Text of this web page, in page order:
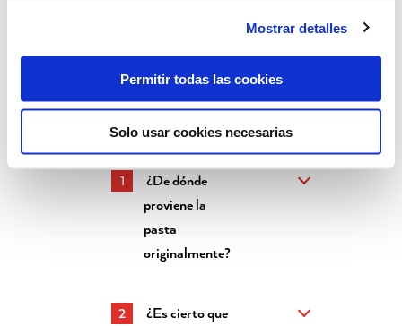
Mostrar detalles
Permitir todas las cookies
Solo usar cookies necesarias
¿De dónde
proviene la
pasta
originalmente?
¿Es cierto que